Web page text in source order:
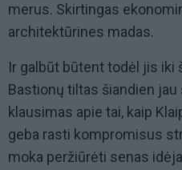
merus. Skirtingas
architektūrines madas.
Ir galbūt būtent todėl jis iki
Bastionų tiltas šiandien jau
klausimas apie tai, kaip
geba rasti kompromisus
moka peržiūrėti senas